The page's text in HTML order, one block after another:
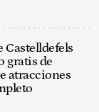
Castelldefels
gratis de
atracciones